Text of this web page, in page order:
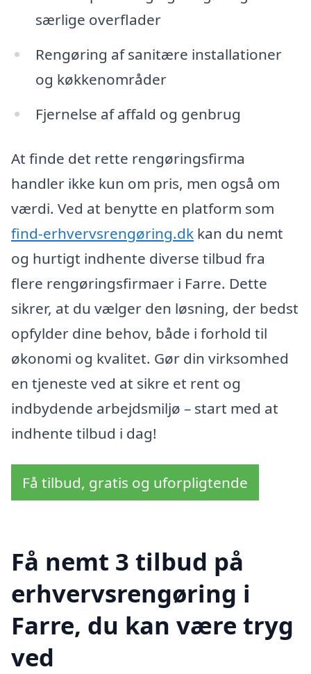
særlige overflader
Rengøring af sanitære installationer
og køkkenområder
Fjernelse af affald og genbrug
At finde det rette rengøringsfirma
handler ikke kun om pris, men også om
værdi. Ved at benytte en platform som
find-erhvervsrengøring.dk kan du nemt
og hurtigt indhente diverse tilbud fra
flere rengøringsfirmaer i Farre. Dette
sikrer, at du vælger den løsning, der bedst
opfylder dine behov, både i forhold til
økonomi og kvalitet. Gør din virksomhed
en tjeneste ved at sikre et rent og
indbydende arbejdsmiljø – start med at
indhente tilbud i dag!
Få tilbud, gratis og uforpligtende
Få nemt 3 tilbud på
erhvervsrengøring i
Farre, du kan være tryg
ved